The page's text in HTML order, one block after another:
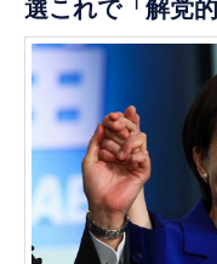
選これで「解党